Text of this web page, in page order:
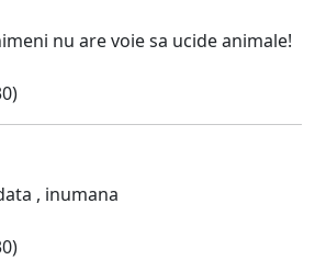
nu are voie sa ucide animale!
, inumana